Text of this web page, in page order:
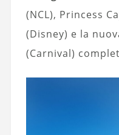
(NCL), Princess
(Disney) e la
(Carnival)